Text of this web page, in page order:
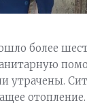
более
отопление.